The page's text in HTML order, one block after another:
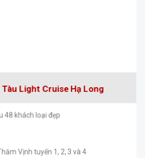
Light Cruise Hạ Long
khách loại đẹp
Vịnh tuyến 1, 2, 3 và 4